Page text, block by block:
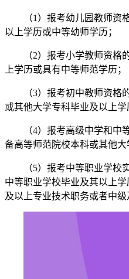
（1）报考幼儿园教师资
以上学历或中等幼师学历；
（2）报考小学教师资格
上学历或具有中等师范学历；
（3）报考初中教师资格
或其他大学专科毕业及以上学
（4）报考高级中学和中
备高等师范院校本科或其他大
（5）报考中等职业学校
中等职业学校毕业及其以上
及以上专业技术职务或者中级